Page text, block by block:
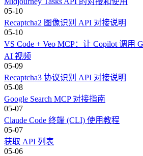
05-10
Recaptcha2 图像识别 API 对接说明
05-10
VS Code + Veo MCP：让 Copilot 调用
AI 视频
05-09
Recaptcha3 协议识别 API 对接说明
05-08
Google Search MCP 对接指南
05-07
Claude Code 终端 (CLI) 使用教程
05-07
获取 API 列表
05-06